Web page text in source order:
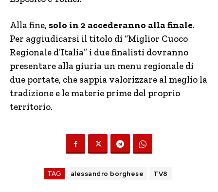
Alla fine, solo in 2 accederanno alla finale.
Per aggiudicarsi il titolo di “Miglior Cuoco
Regionale d’Italia” i due finalisti dovranno
presentare alla giuria un menu regionale di
due portate, che sappia valorizzare al meglio la
tradizione e le materie prime del proprio
territorio.
TAG alessandro borghese TV8